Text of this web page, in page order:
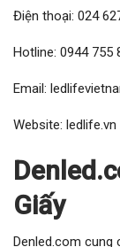
Điện thoại: 024
Hotline: 0944 755
Email:
Website:
Giấy
Denled.com